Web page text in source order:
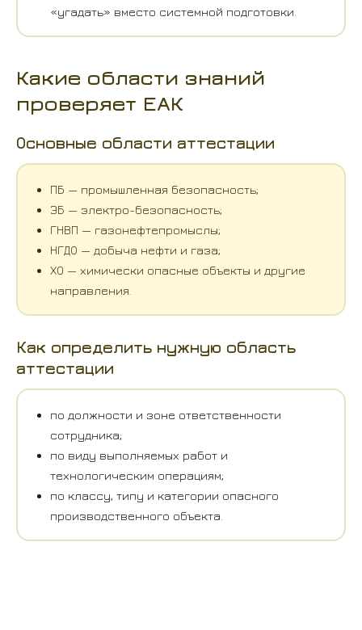
«угадать» вместо системной подготовки.
Какие области знаний
проверяет ЕАК
Основные области аттестации
ПБ — промышленная безопасность;
ЭБ — электро-безопасность;
ГНВП — газонефтепромыслы;
НГДО — добыча нефти и газа;
ХО — химически опасные объекты и другие
направления.
Как определить нужную область
аттестации
по должности и зоне ответственности
сотрудника;
по виду выполняемых работ и
технологическим операциям;
по классу, типу и категории опасного
производственного объекта.